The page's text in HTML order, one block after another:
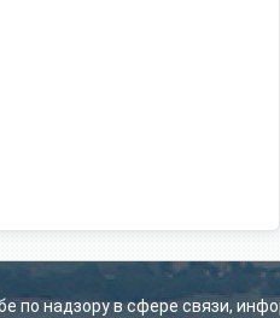
по надзору в сфере связи,